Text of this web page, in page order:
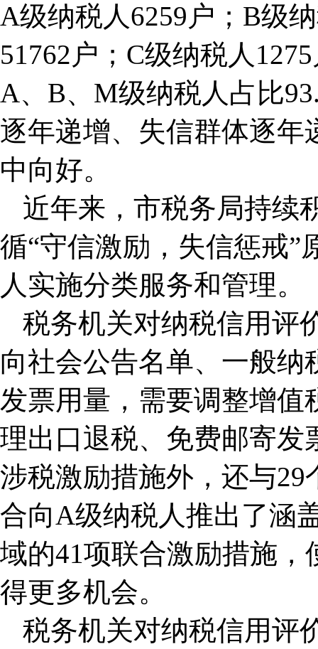
A级纳税人6259户；B级
51762户；C级纳税人
A、B、M级纳税人占比
逐年递增、失信群体逐年
中向好。
近年来，市税务局持续
循“守信激励，失信惩戒”
人实施分类服务和管理。
税务机关对纳税信用评
向社会公告名单、一般纳
发票用量，需要调整增值
理出口退税、免费邮寄发
涉税激励措施外，还与
合向A级纳税人推出了涵
域的41项联合激励措施
得更多机会。
税务机关对纳税信用评